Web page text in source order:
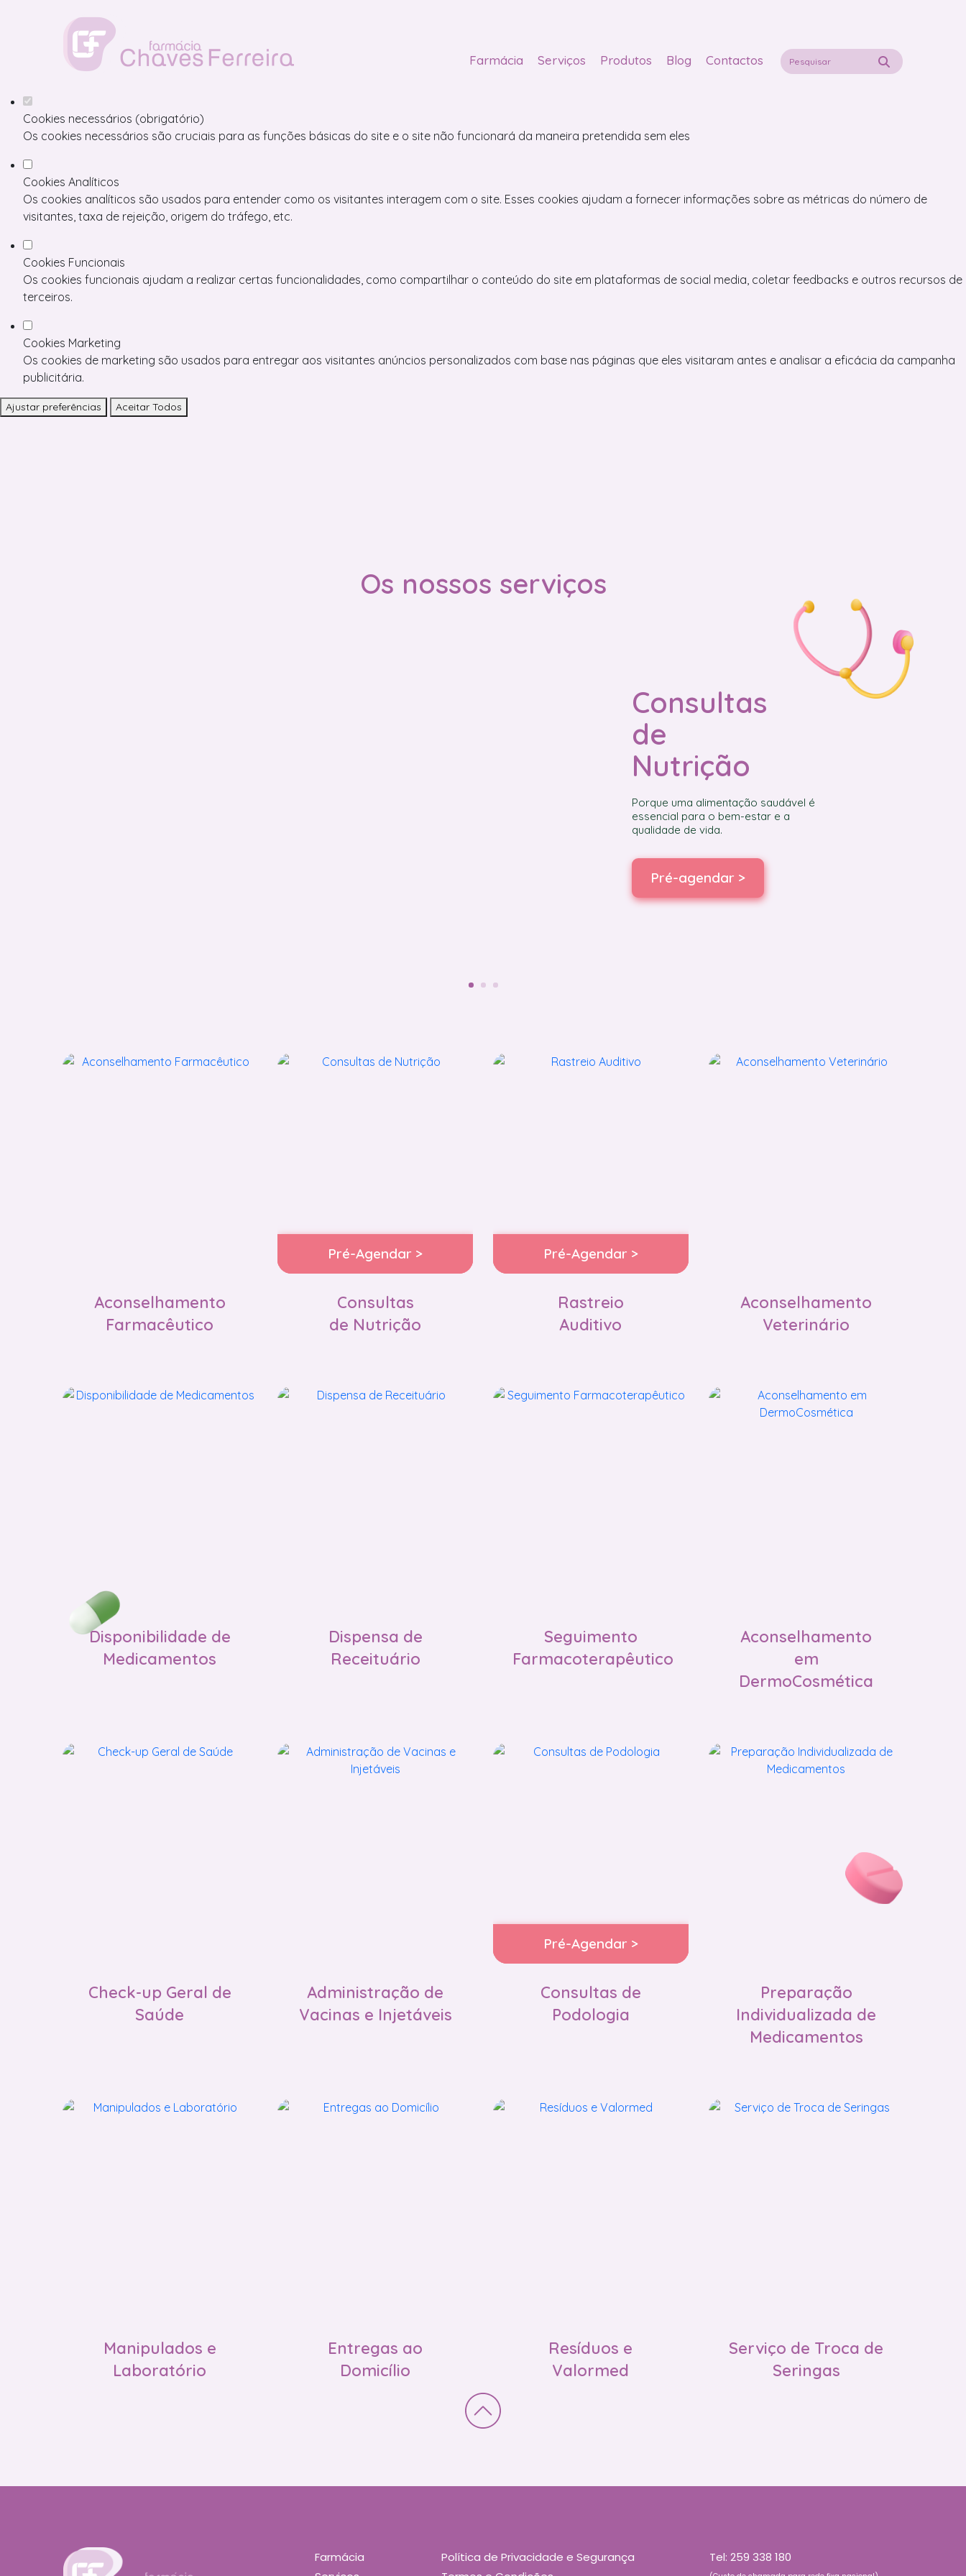
Defina as suas preferências de cookies para este website.
Este website utiliza cookies estritamente necessários, analíticos e funcionais, para lhe oferecer uma boa experiência de navegação e acesso a todas as funcionalidades.
Consulte a nossapolítica de privacidade e de Cookies
Cookies necessários (obrigatório)
Os cookies necessários são cruciais para as funções básicas do site e o site não funcionará da maneira pretendida sem eles
Cookies Analíticos
Os cookies analíticos são usados para entender como os visitantes interagem com o site. Esses cookies ajudam a fornecer informações sobre as métricas do número de
visitantes, taxa de rejeição, origem do tráfego, etc.
Cookies Funcionais
Os cookies funcionais ajudam a realizar certas funcionalidades, como compartilhar o conteúdo do site em plataformas de social media, coletar feedbacks e outros recursos de
terceiros.
Cookies Marketing
Os cookies de marketing são usados para entregar aos visitantes anúncios personalizados com base nas páginas que eles visitaram antes e analisar a eficácia da campanha
publicitária.
Ajustar preferências Aceitar Todos
Farmácia Serviços Produtos Blog Contactos
Os nossos serviços
Consultas
de
Nutrição
Porque uma alimentação saudável é
essencial para o bem-estar e a
qualidade de vida.
Pré-agendar >
Aconselhamento
Farmacêutico
Pré-Agendar >
Consultas
de Nutrição
Pré-Agendar >
Rastreio
Auditivo
Aconselhamento
Veterinário
Disponibilidade de
Medicamentos
Dispensa de
Receituário
Seguimento
Farmacoterapêutico
Aconselhamento
em
DermoCosmética
Check-up Geral de
Saúde
Administração de
Vacinas e Injetáveis
Pré-Agendar >
Consultas de
Podologia
Preparação
Individualizada de
Medicamentos
Manipulados e
Laboratório
Entregas ao
Domicílio
Resíduos e
Valormed
Serviço de Troca de
Seringas
Farmácia
Política de Privacidade e Segurança
Tel:259 338 180